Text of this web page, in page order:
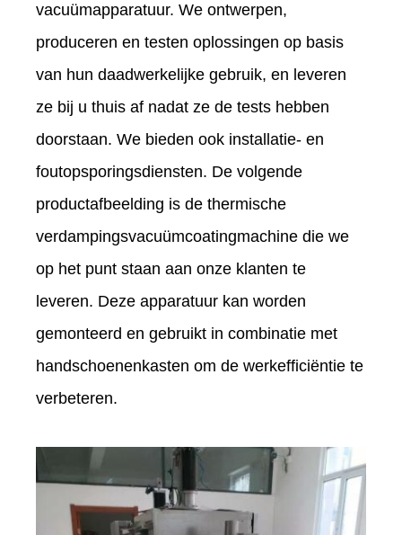
vacuümapparatuur. We ontwerpen,
produceren en testen oplossingen op basis
van hun daadwerkelijke gebruik, en leveren
ze bij u thuis af nadat ze de tests hebben
doorstaan. We bieden ook installatie- en
foutopsporingsdiensten. De volgende
productafbeelding is de thermische
verdampingsvacuümcoatingmachine die we
op het punt staan ​​aan onze klanten te
leveren. Deze apparatuur kan worden
gemonteerd en gebruikt in combinatie met
handschoenenkasten om de werkefficiëntie te
verbeteren.